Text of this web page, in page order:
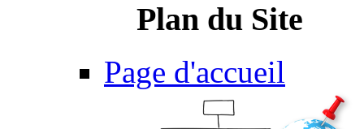
Plan du Site
Page d'accueil